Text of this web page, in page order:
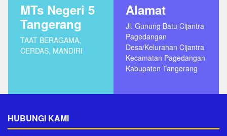
MTs Negeri 5
Tangerang
TAAT BERAGAMA,
CERDAS, MANDIRI
Alamat
Jl. Gunung Batu Cijantra
Pagedangan
Desa/Kelurahan Cijantra
Kecamatan Pagedangan
Kabupaten Tangerang
HUBUNGI KAMI